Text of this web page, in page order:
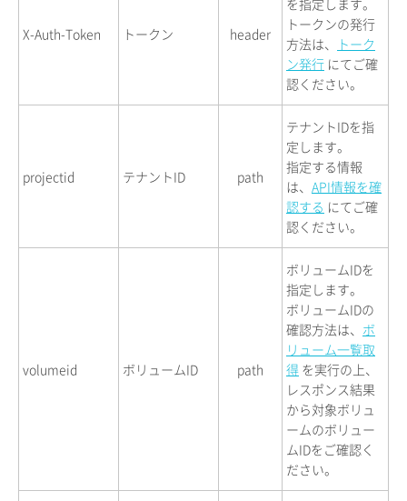
X-Auth-Token トークン header
トークンの発行
方法は、
トーク
ン発行 にてご確
認ください。
projectid テナントID path
テナントIDを指
定します。
指定する情報
は、 API情報を確
認する にてご確
認ください。
volumeid ボリュームID path
ボリュームIDを
指定します。
ボリュームIDの
確認方法は、 ボ
リューム一覧取
得 を実行の上、
レスポンス結果
から対象ボリュ
ームのボリュー
ムIDをご確認く
ださい。